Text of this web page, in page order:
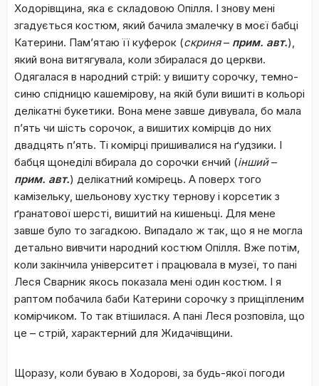
Ходорівщина, яка є складовою Опілля. І знову мені
згадується костюм, який бачила змалечку в моєї бабці
Катерини. Пам’ятаю її куферок (скриня– прим. авт.),
який вона витягувала, коли збиралася до церкви.
Одягалася в народний стрій: у вишиту сорочку, темно-
синю спідницю кашемірову, на якій були вишиті в кольорі
делікатні букетики. Вона мене завше дивувала, бо мала
п’ять чи шість сорочок, а вишитих комірців до них
двадцять п’ять. Ті комірці пришивалися на ґудзики. І
бабця щонеділі вбирала до сорочки єнчий (інший–
прим. авт.) делікатний комірець. А поверх того
камізельку, шельонову хустку тернову і корсетик з
ґранатової шерсті, вишитий на кишеньці. Для мене
завше було то загадкою. Випадало ж так, що я не могла
детально вивчити народний костюм Опілля. Вже потім,
коли закінчила університет і працювала в музеї, то пані
Леся Сварник якось показала мені один костюм. І я
раптом побачила баби Катерини сорочку з прищіпленим
комірчиком. То так втішилася. А пані Леся розповіла, що
це – стрій, характерний для Жидачівщини.
Щоразу, коли буваю в Ходорові, за будь-якої погоди